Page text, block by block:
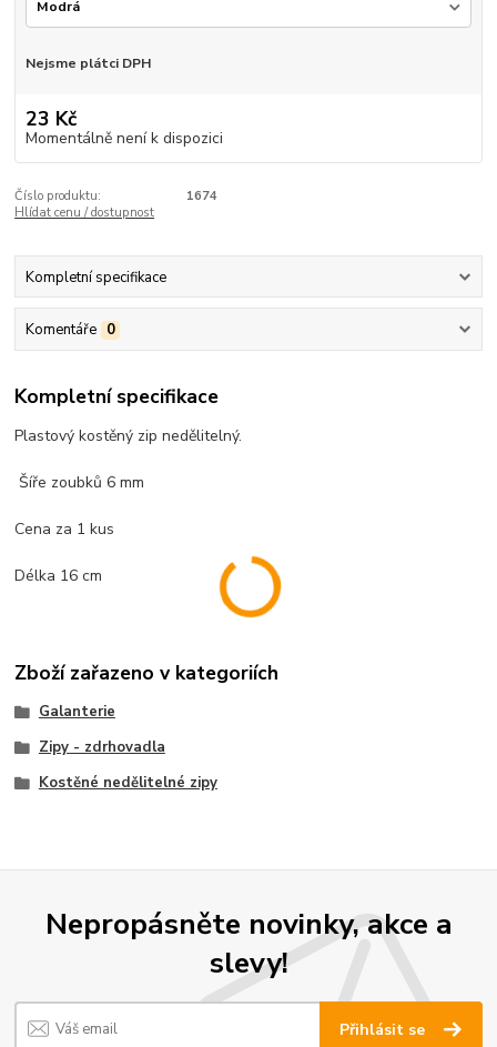
Nejsme plátci DPH
23 Kč
Momentálně není k dispozici
Číslo produktu:
1674
Hlídat cenu / dostupnost
Kompletní specifikace
Komentáře 0
Kompletní specifikace
Plastový kostěný zip nedělitelný.
Šíře zoubků 6 mm
Cena za 1 kus
Délka 16 cm
Zboží zařazeno v kategoriích
Galanterie
Zipy - zdrhovadla
Kostěné nedělitelné zipy
Nepropásněte novinky, akce a
slevy!
Přihlásit se